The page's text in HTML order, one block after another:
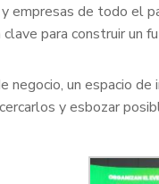
empresas de todo el
para construir un
negocio, un espacio
y esbozar